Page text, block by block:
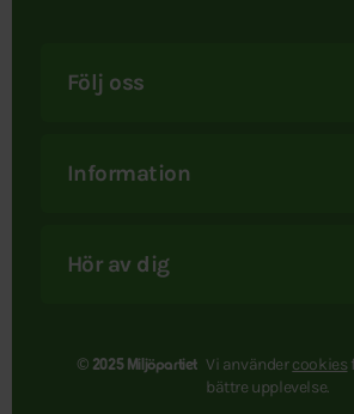
Följ oss
Information
Hör av dig
© 2025 Miljöpartiet Vi användercookies
bättre upplevelse.